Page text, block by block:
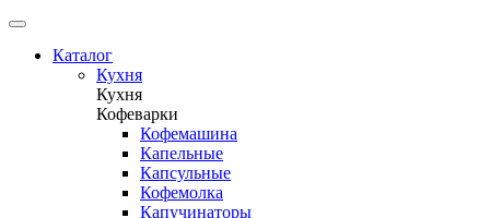
Каталог
Кухня
Кухня
Кофеварки
Кофемашина
Капельные
Капсульные
Кофемолка
Капучинаторы